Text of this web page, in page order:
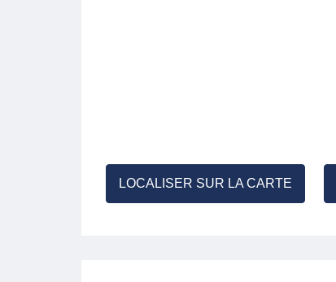
LOCALISER SUR LA CARTE